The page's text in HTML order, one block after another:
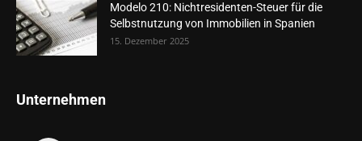
Modelo 210: Nichtresidenten-Steuer für die
Selbstnutzung von Immobilien in Spanien
15. Dezember 2025
Unternehmen